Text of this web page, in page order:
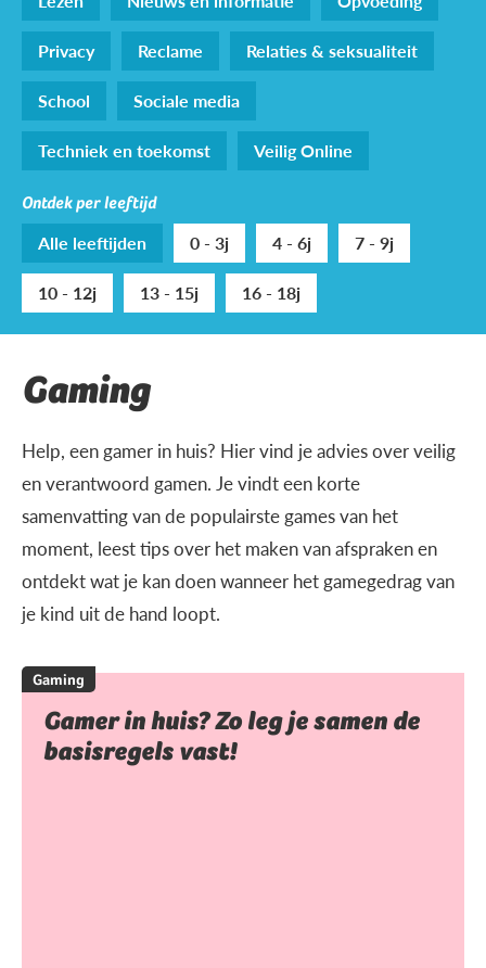
Privacy
Reclame
Relaties & seksualiteit
School
Sociale media
Techniek en toekomst
Veilig Online
Ontdek per leeftijd
Alle leeftijden 0 - 3j 4 - 6j
7 - 9j
10 - 12j
13 - 15j 16 - 18j
Gaming
Help, een gamer in huis? Hier vind je advies over veilig
en verantwoord gamen. Je vindt een korte
samenvatting van de populairste games van het
moment, leest tips over het maken van afspraken en
ontdekt wat je kan doen wanneer het gamegedrag van
je kind uit de hand loopt.
Gaming
Gamer in huis? Zo leg je samen de
basisregels vast!